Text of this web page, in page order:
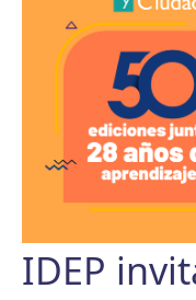
IDEP